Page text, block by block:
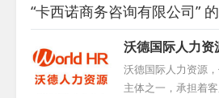
“卡西诺商务咨询有限公司”
沃德国际人力资
沃德国际人力资源
主体之一，承担着